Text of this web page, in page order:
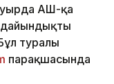
АҚШ-қа
туралы
парақшасында